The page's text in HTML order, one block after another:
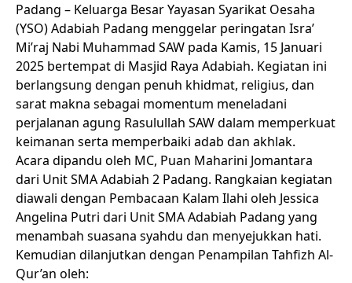
Padang – Keluarga Besar Yayasan Syarikat Oesaha
(YSO) Adabiah Padang menggelar peringatan Isra’
Mi’raj Nabi Muhammad SAW pada Kamis, 15 Januari
2025 bertempat di Masjid Raya Adabiah. Kegiatan ini
berlangsung dengan penuh khidmat, religius, dan
sarat makna sebagai momentum meneladani
perjalanan agung Rasulullah SAW dalam memperkuat
keimanan serta memperbaiki adab dan akhlak.
Acara dipandu oleh MC, Puan Maharini Jomantara
dari Unit SMA Adabiah 2 Padang. Rangkaian kegiatan
diawali dengan Pembacaan Kalam Ilahi oleh Jessica
Angelina Putri dari Unit SMA Adabiah Padang yang
menambah suasana syahdu dan menyejukkan hati.
Kemudian dilanjutkan dengan Penampilan Tahfizh Al-
Qur’an oleh: